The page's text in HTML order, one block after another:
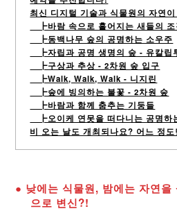
최신 디지털 기술과 식물원의 자연
┣바람 속으로 흩어지는 새들의
┣동백나무 숲의 공명하는 소우주
┣자립과 공명 생명의 숲 - 유칼립
┣구상과 추상 - 2차원 숲 입구
┣Walk, Walk, Walk - 니지린
┣숲에 빙의하는 불꽃 - 2차원 숲
┣바람과 함께 춤추는 기둥들
┣오이케 연못을 떠다니는 공명하
비 오는 날도 개최되나요? 어느 정
● 낮에는 식물원, 밤에는 자연을
으로 변신?!